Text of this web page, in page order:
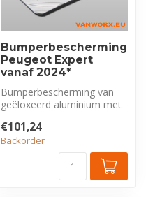
Bumperbescherming
Peugeot Expert
vanaf 2024*
Bumperbescherming van
geëloxeerd aluminium met
Peu...
€101,24
Backorder